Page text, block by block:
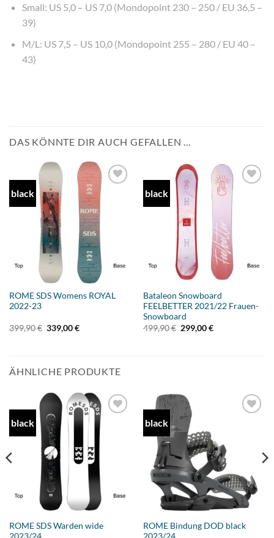
Small: US 5,0 – US 7,0 (Mondopoint 230 – 250 / EU 36,5 –
39)
M/L: US 7,5 – US 10,0 (Mondopoint 255 – 280 / EU 40 –
43)
DAS KÖNNTE DIR AUCH GEFALLEN …
black
ROME SDS Womens ROYAL
2022-23
399,90€ Ursprünglicher
Preis
339,00€Aktueller
black
Bataleon Snowboard
FEELBETTER 2021/22 Frauen-
Snowboard
499,90€ Ursprünglicher
Preis
299,00€Aktueller
ÄHNLICHE PRODUKTE
black
ROME SDS Warden wide
black
ROME Bindung DOD black